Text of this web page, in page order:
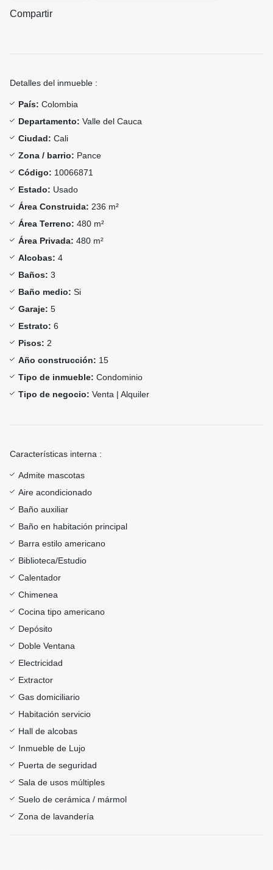
Compartir
Detalles del inmueble :
País: Colombia
Departamento: Valle del Cauca
Ciudad: Cali
Zona / barrio: Pance
Código: 10066871
Estado: Usado
Área Construida: 236 m²
Área Terreno: 480 m²
Área Privada: 480 m²
Alcobas: 4
Baños: 3
Baño medio: Si
Garaje: 5
Estrato: 6
Pisos: 2
Año construcción: 15
Tipo de inmueble: Condominio
Tipo de negocio: Venta | Alquiler
Características interna :
Admite mascotas
Aire acondicionado
Baño auxiliar
Baño en habitación principal
Barra estilo americano
Biblioteca/Estudio
Calentador
Chimenea
Cocina tipo americano
Depósito
Doble Ventana
Electricidad
Extractor
Gas domiciliario
Habitación servicio
Hall de alcobas
Inmueble de Lujo
Puerta de seguridad
Sala de usos múltiples
Suelo de cerámica / mármol
Zona de lavandería